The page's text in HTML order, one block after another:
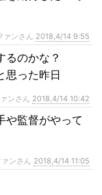
ンさん 2018,4/14 9:55
るのかな？
思った昨日
ンさん 2018,4/14 10:42
や監督がやって
ンさん 2018,4/14 11:05